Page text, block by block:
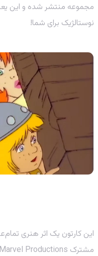
مجموعه منتشر شده و این
نوستالژیک برای شما!
این کارتون یک اثر هنری